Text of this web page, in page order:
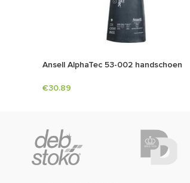
Ansell AlphaTec 53-002 handschoen
€30.89